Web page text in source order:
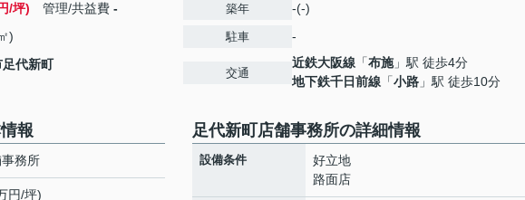
/坪) 管理/共益費 -
)
足代新町
築年 -(-)
駐車 -
交通
近鉄大阪線 「布施」駅 徒歩4分
地下鉄千日前線 「小路 」駅 徒歩10分
報
務所
円/坪)
足代新町店舗事務所の詳細情報
設備条件
好立地
路面店